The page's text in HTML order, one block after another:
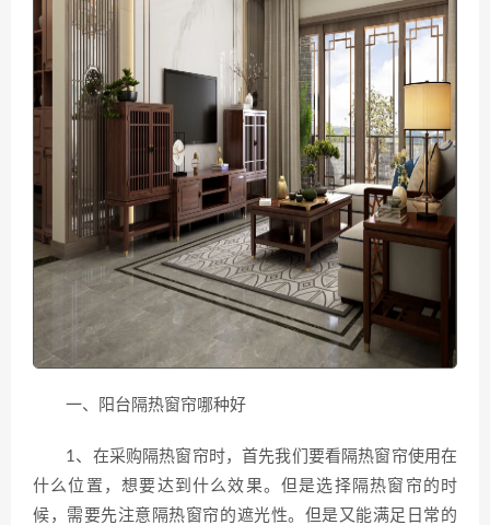
一、阳台隔热窗帘哪种好
1、在采购隔热窗帘时，首先我们要看隔热窗帘使用在
什么位置，想要达到什么效果。但是选择隔热窗帘的时
候，需要先注意隔热窗帘的遮光性。但是又能满足日常的